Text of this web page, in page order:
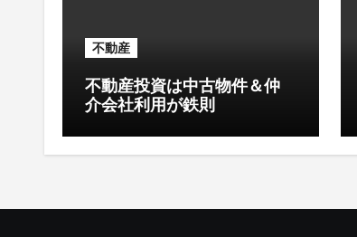
不動産
不動産投資は中古物件＆仲
介会社利用が鉄則